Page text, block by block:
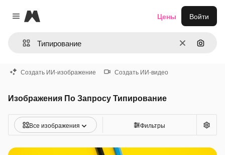
Close menu
Magnific
ОчиститьПоиск
Цены Войти
Создать ИИ-изображение Создать ИИ-видео
Изображения По Запросу Типирование
Все изображения Фильтры